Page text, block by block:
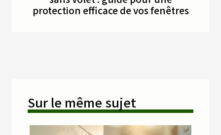
protection efficace de vos fenêtres
Sur le même sujet